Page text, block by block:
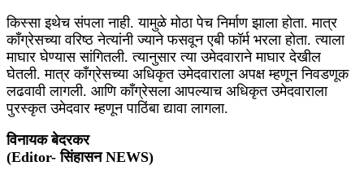
किस्सा इथेच संपला नाही. यामुळे मोठा पेच निर्माण झाला होता. मात्र
काँग्रेसच्या वरिष्ठ नेत्यांनी ज्याने फसवून एबी फॉर्म भरला होता. त्याला
माघार घेण्यास सांगितली. त्यानुसार त्या उमेदवाराने माघार देखील
घेतली. मात्र काँग्रेसच्या अधिकृत उमेदवाराला अपक्ष म्हणून निवडणूक
लढवावी लागली. आणि काँग्रेसला आपल्याच अधिकृत उमेदवाराला
पुरस्कृत उमेदवार म्हणून पाठिंबा द्यावा लागला.
विनायक बेदरकर
(Editor- सिंहासन NEWS)